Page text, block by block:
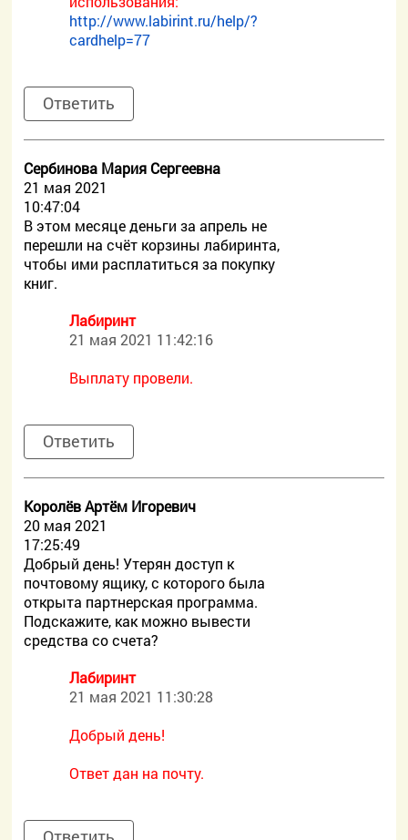
http://www.labirint.ru/help/?
cardhelp=77
Ответить
Сербинова Мария Сергеевна
21 мая 2021
10:47:04
В этом месяце деньги за апрель не
перешли на счёт корзины лабиринта,
чтобы ими расплатиться за покупку
книг.
Лабиринт
21 мая 2021 11:42:16
Выплату провели.
Ответить
Королёв Артём Игоревич
20 мая 2021
17:25:49
Добрый день! Утерян доступ к
почтовому ящику, с которого была
открыта партнерская программа.
Подскажите, как можно вывести
средства со счета?
Лабиринт
21 мая 2021 11:30:28
Добрый день!
Ответ дан на почту.